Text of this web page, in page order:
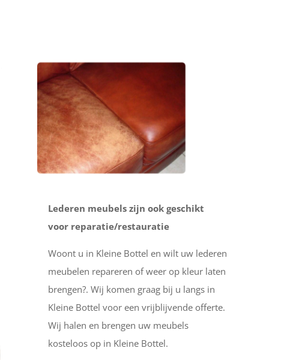
Lederen meubels zijn ook geschikt
voor reparatie/restauratie
Woont u in Kleine Bottel en wilt uw lederen
meubelen repareren of weer op kleur laten
brengen?. Wij komen graag bij u langs in
Kleine Bottel voor een vrijblijvende offerte.
Wij halen en brengen uw meubels
kosteloos op in Kleine Bottel.